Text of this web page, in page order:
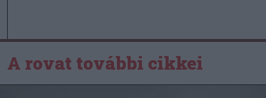
A rovat további cikkei